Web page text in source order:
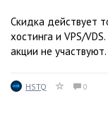
Скидка действует
хостинга и VPS/
акции не участвуют.
HSTQ 0